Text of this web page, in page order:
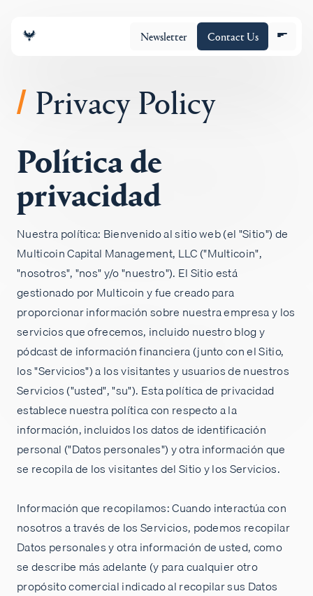
Newsletter Contact Us
Equipo
Cartera
Insights
Policy
Empleos
/ Privacy Policy
Política de
privacidad
Nuestra política: Bienvenido al sitio web (el "Sitio") de
Multicoin Capital Management, LLC ("Multicoin",
"nosotros", "nos" y/o "nuestro"). El Sitio está
gestionado por Multicoin y fue creado para
proporcionar información sobre nuestra empresa y los
servicios que ofrecemos, incluido nuestro blog y
pódcast de información financiera (junto con el Sitio,
los "Servicios") a los visitantes y usuarios de nuestros
Servicios ("usted", "su"). Esta política de privacidad
establece nuestra política con respecto a la
información, incluidos los datos de identificación
personal ("Datos personales") y otra información que
se recopila de los visitantes del Sitio y los Servicios.
Información que recopilamos: Cuando interactúa con
nosotros a través de los Servicios, podemos recopilar
Datos personales y otra información de usted, como
se describe más adelante (y para cualquier otro
propósito comercial indicado al recopilar sus Datos